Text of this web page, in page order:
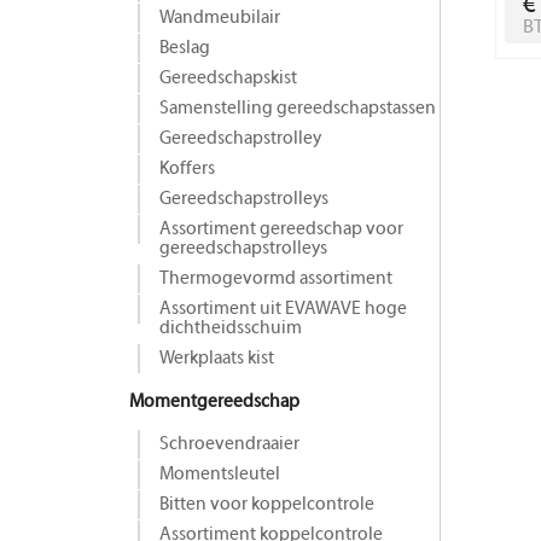
Wandmeubilair
Beslag
Gereedschapskist
Samenstelling gereedschapstassen
Gereedschapstrolley
Koffers
Gereedschapstrolleys
Assortiment gereedschap voor
gereedschapstrolleys
Thermogevormd assortiment
Assortiment uit EVAWAVE hoge
dichtheidsschuim
Werkplaats kist
Momentgereedschap
Schroevendraaier
Momentsleutel
Bitten voor koppelcontrole
Assortiment koppelcontrole
€